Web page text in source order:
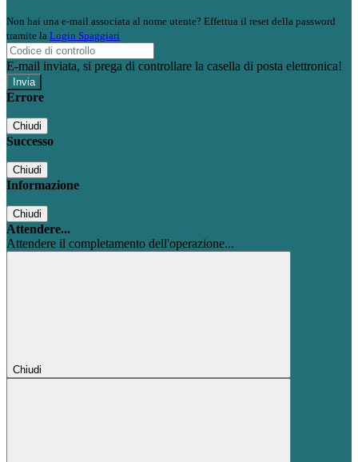
Non hai una e-mail associata al nome utente? Effettua il reset della password
tramite la Login Spaggiari
E-mail inviata, si prega di controllare la casella di posta elettronica!
Errore
Chiudi
Successo
Chiudi
Informazione
Chiudi
Attendere...
Attendere il completamento dell'operazione...
Chiudi